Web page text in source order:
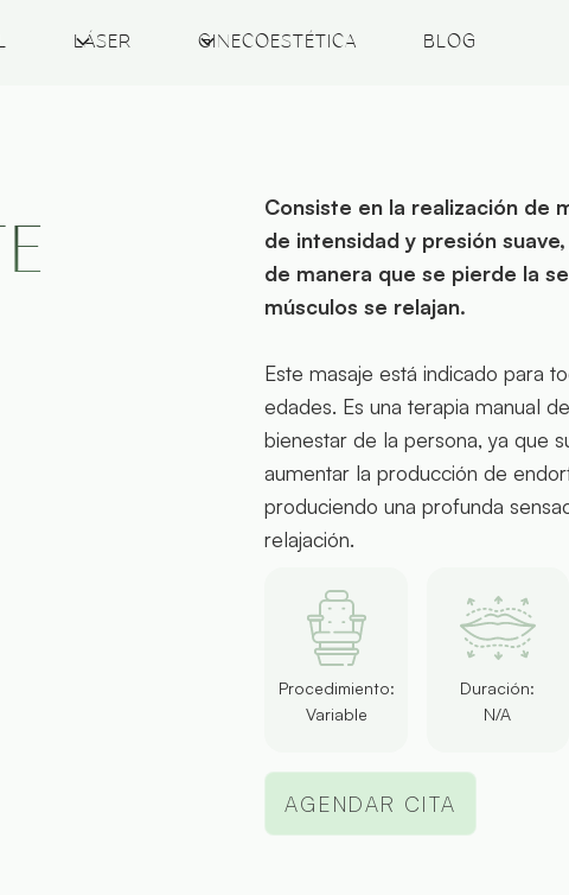
LÁSER GINECOESTÉTICA BLOG
Consiste en la realización de
de intensidad y presión
de manera que se pierde la
músculos se relajan.
Este masaje está indicado para
edades. Es una terapia manual
bienestar de la persona, ya que
aumentar la producción de
produciendo una profunda
relajación.
Procedimiento:
Variable
Duración:
N/A
AGENDAR CITA